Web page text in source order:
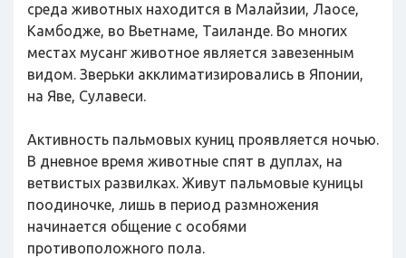
среда животных находится в Малайзии, Лаосе,
Камбодже, во Вьетнаме, Таиланде. Во многих
местах мусанг животное является завезенным
видом. Зверьки акклиматизировались в Японии,
на Яве, Сулавеси.
Активность пальмовых куниц проявляется ночью.
В дневное время животные спят в дуплах, на
ветвистых развилках. Живут пальмовые куницы
поодиночке, лишь в период размножения
начинается общение с особями
противоположного пола.